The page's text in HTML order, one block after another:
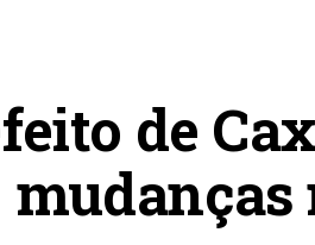
de
mudanças